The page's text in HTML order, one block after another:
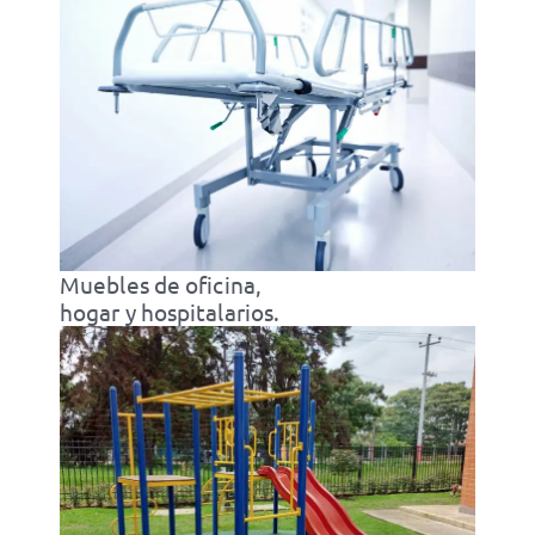
Muebles de oficina,
hogar y hospitalarios.